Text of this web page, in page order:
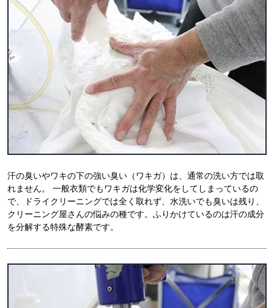
汗の臭いやワキの下の強い臭い（ワキガ）は、通常の洗い方では取
れません。 一般衣類でもワキガは化学変化をしてしまっているの
で、ドライクリーニングでは全く取れず、水洗いでも臭いは残り、
クリーニング屋さんの悩みの種です。ふりかけているのは汗の成分
を分解する特殊な酵素です。